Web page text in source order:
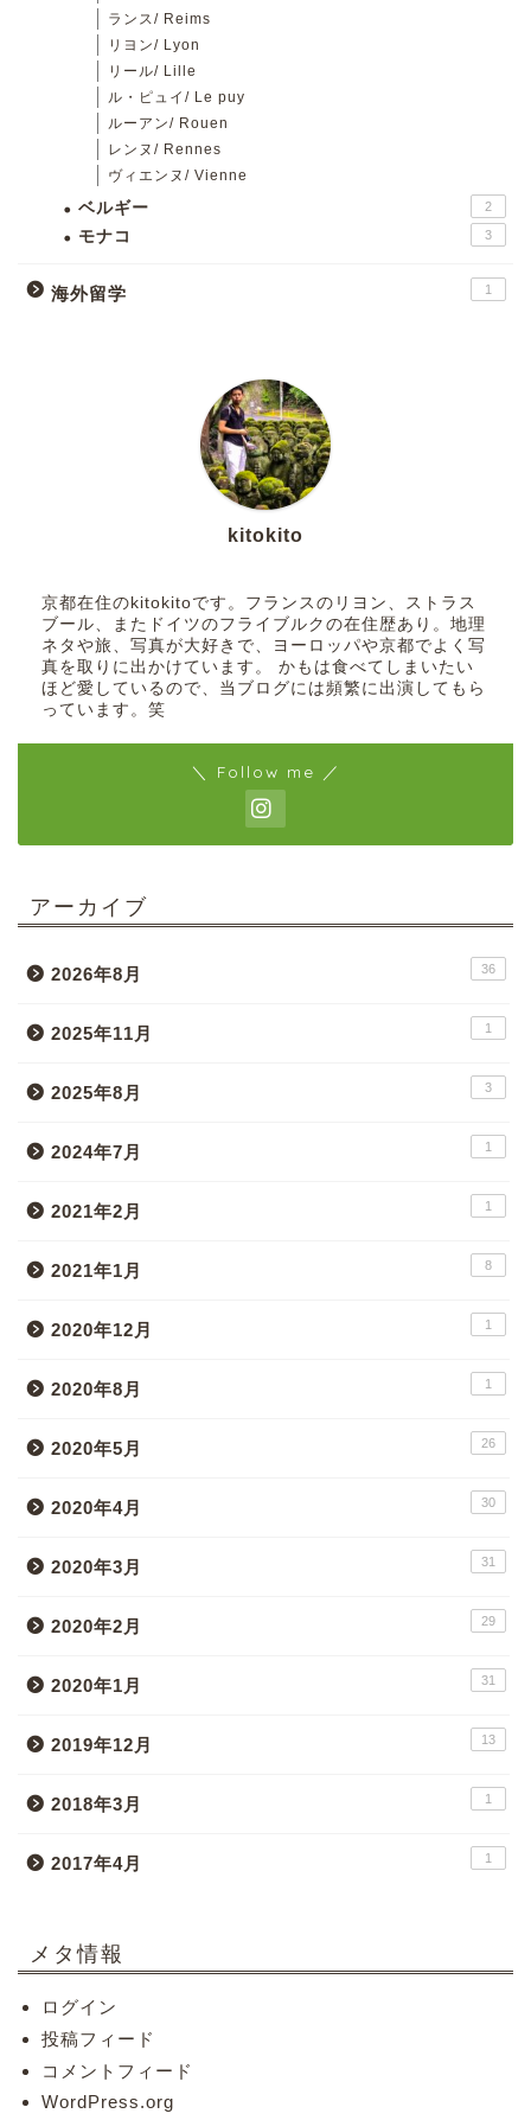
ランス/ Reims
リヨン/ Lyon
リール/ Lille
ル・ピュイ/ Le puy
ルーアン/ Rouen
レンヌ/ Rennes
ヴィエンヌ/ Vienne
ベルギー 2
モナコ 3
海外留学 1
kitokito
京都在住のkitokitoです。フランスのリヨン、ストラス
ブール、またドイツのフライブルクの在住歴あり。地理
ネタや旅、写真が大好きで、ヨーロッパや京都でよく写
真を取りに出かけています。 かもは食べてしまいたい
ほど愛しているので、当ブログには頻繁に出演してもら
っています。笑
＼ Follow me ／
アーカイブ
2026年8月 36
2025年11月 1
2025年8月 3
2024年7月 1
2021年2月 1
2021年1月 8
2020年12月 1
2020年8月 1
2020年5月 26
2020年4月 30
2020年3月 31
2020年2月 29
2020年1月 31
2019年12月 13
2018年3月 1
2017年4月 1
メタ情報
ログイン
投稿フィード
コメントフィード
WordPress.org